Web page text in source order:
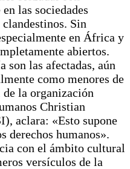
las sociedades
Sin
en África y
abiertos.
son las afectadas, aún
como menores de
de la organización
Christian
aclara: «Esto supone
derechos humanos».
con el ámbito cultural
versículos de la